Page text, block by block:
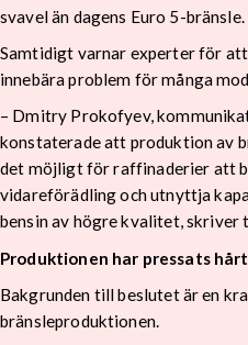
svavel än dagens Euro 5-bränsle.
Samtidigt varnar experter för
innebära problem för många
– Dmitry Prokofyev,
konstaterade att produktion av
det möjligt för raffinaderier att
vidareförädling och utnyttja
bensin av högre kvalitet, skriver
Produktionen har pressats hårt
Bakgrunden till beslutet är en
bränsleproduktionen.